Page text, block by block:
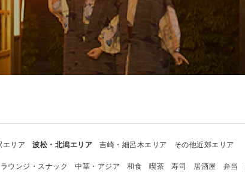
エリア 波松・北潟エリア 吉崎・細呂木エリア その他近郊エリア
ラウンジ・スナック 中華・アジア 和食 喫茶 寿司 居酒屋 弁当